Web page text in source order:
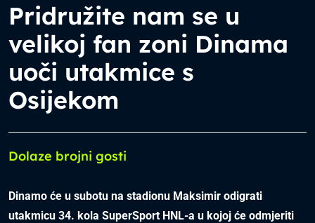
Pridružite nam se u
velikoj fan zoni Dinama
uoči utakmice s
Osijekom
Dolaze brojni gosti
Dinamo će u subotu na stadionu Maksimir odigrati
utakmicu 34. kola SuperSport HNL-a u kojoj će odmjeriti